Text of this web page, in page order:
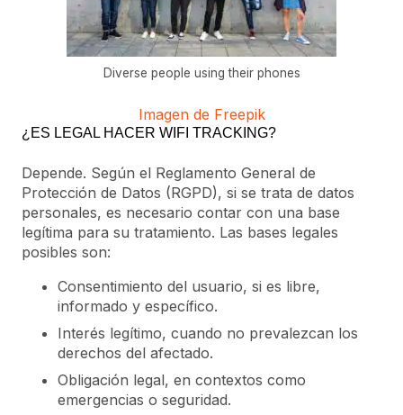
Diverse people using their phones
Imagen de Freepik
¿ES LEGAL HACER WIFI TRACKING?
Depende. Según el Reglamento General de
Protección de Datos (RGPD), si se trata de datos
personales, es necesario contar con una base
legítima para su tratamiento. Las bases legales
posibles son:
Consentimiento del usuario, si es libre,
informado y específico.
Interés legítimo, cuando no prevalezcan los
derechos del afectado.
Obligación legal, en contextos como
emergencias o seguridad.